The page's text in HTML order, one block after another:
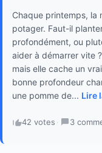
Chaque printemps, la
potager. Faut-il
profondément, ou
aider à démarrer vite
mais elle cache un
bonne profondeur
une pomme de... Lire
42 votes · 3